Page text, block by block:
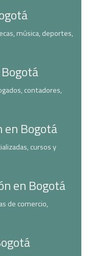
música, deportes,
contadores,
en Bogotá
cursos y
en Bogotá
de comercio,